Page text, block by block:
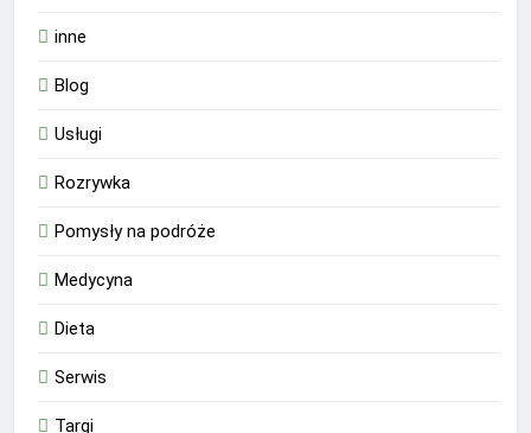
inne
Blog
Usługi
Rozrywka
Pomysły na podróże
Medycyna
Dieta
Serwis
Targi